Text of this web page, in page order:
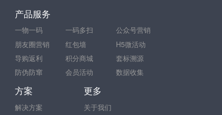
产品服务
一物一码 一码多扫
公众号营销
朋友圈营销
红包墙
H5微活动
导购返利
积分商城
套标溯源
防伪防窜
会员活动 数据收集
方案
解决方案
更多
关于我们